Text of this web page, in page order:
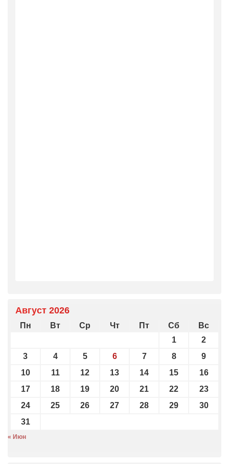
Август 2026
Пн Вт Ср Чт Пт Сб
Вс
1
2
3
4 5 6 7 8
9
10
11 12 13 14 15
16
17
18 19 20 21 22
23
24
25 26 27 28 29
30
31
« Июн